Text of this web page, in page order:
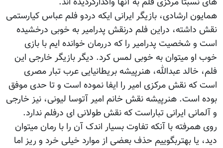
همایون ارشادی، بازیگر ایرانی ایکه دردو فلم عباس کیارستمی
نقش داشته، دراین فلم درنقش پدرامیر به خوبی درخشیده
است و شخصیت پدرامیر را که دررمان خوانده ایم با بازی
خوب او میتوان به خوبی لمس کرد. دیگر بازیگر خارجی این
فلم، خالد عبدالله، هنرپیشه بریطانیایی عرب تبار مصری
است که نقش مرکزی امیر را ایفا نموده است و تا حدی موفق
بوده است. هنرپیشه نقش خانم امیر آتوسا لیونی، نیز خارجی
و آلمانی ایرانی تباراست که نقش طولانی ای درفلم ندارد.
روی همرفته با آنکه تفاوت بسیار اندک آن را با رمان میتوان
دید، یا بهتربگوییم حذف بعضی از موارد خیلی خرد و ریز اما